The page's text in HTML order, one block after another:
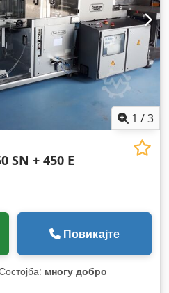
1 /3
SN + 450 E
Повикајте
многу добро